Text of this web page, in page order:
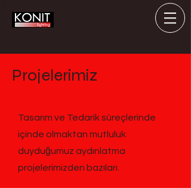
Projelerimiz
Tasarım ve Tedarik süreçlerinde
içinde olmaktan mutluluk
duyduğumuz aydınlatma
projelerimizden bazıları.